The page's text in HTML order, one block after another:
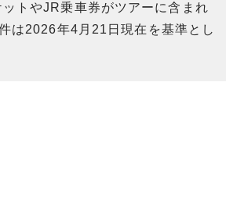
トやJR乗車券がツアーに含まれ
は2026年4月21日現在を基準とし